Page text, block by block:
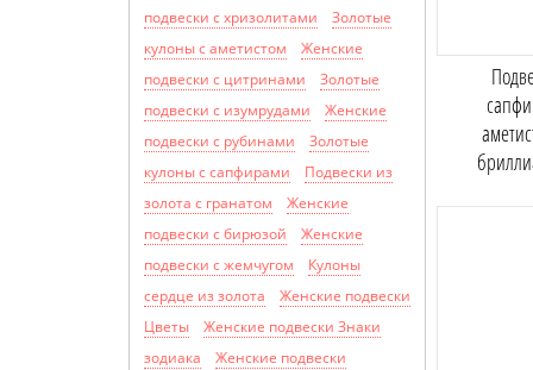
подвески с хризолитами
Золотые
кулоны с аметистом
Женские
подвески с цитринами
Золотые
подвески с изумрудами
Женские
подвески с рубинами
Золотые
кулоны с сапфирами
Подвески из
золота с гранатом
Женские
подвески с бирюзой
Женские
подвески с жемчугом
Кулоны
сердце из золота
Женские подвески
Цветы
Женские подвески Знаки
зодиака
Женские подвески